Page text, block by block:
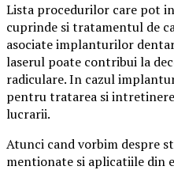
Lista procedurilor care pot
cuprinde si tratamentul de
asociate implanturilor
laserul poate contribui la
radiculare. In cazul
pentru tratarea si
lucrarii.
Atunci cand vorbim despre
mentionate si aplicatiile din